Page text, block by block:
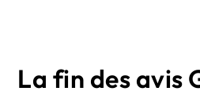
La fin des avis